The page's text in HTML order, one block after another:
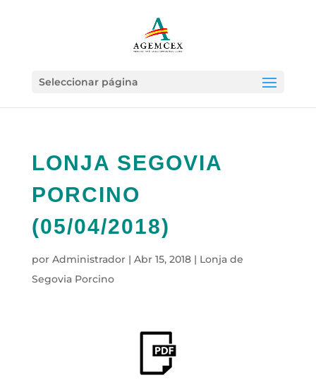
Seleccionar página
LONJA SEGOVIA
PORCINO
(05/04/2018)
por Administrador| Abr 15, 2018| Lonja de
Segovia Porcino